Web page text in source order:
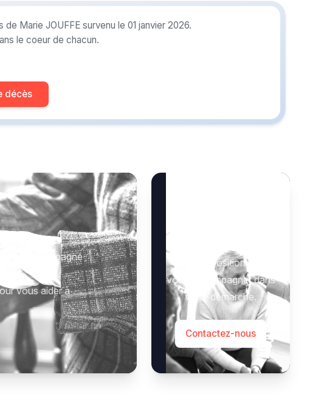
Marie JOUFFE survenu le 01 janvier 2026.
le coeur de chacun.
décès
ressemble :
accompagné
vous aider à
votre disposition pour
vous accompagner dans
votre démarche.
Contactez-nous